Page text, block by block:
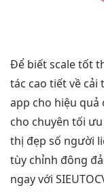
Để biếtscale tốt
tác cao tiết về cải
app cho hiệu quả
cho chuyên tối ưu
thị đẹp số người
tùy chỉnh đông
ngay với